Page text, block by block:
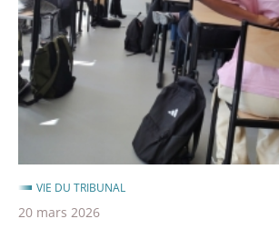
Clermont-
Ferrand
s’engage
avec
l’association
Parlons
démocratie
VIE DU TRIBUNAL
20 mars 2026